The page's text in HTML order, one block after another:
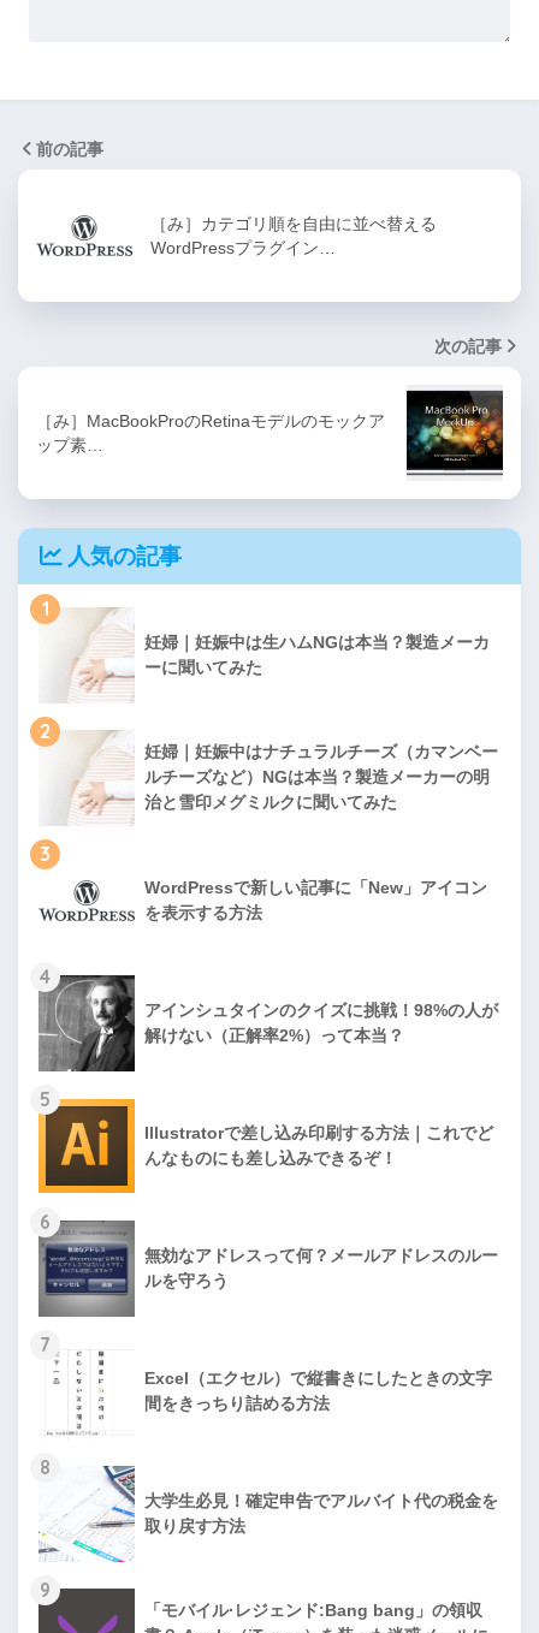
前の記事
［み］カテゴリ順を自由に並べ替える
WordPressプラグイン…
次の記事
［み］MacBookProのRetinaモデルのモックア
ップ素…
人気の記事
1
妊婦｜妊娠中は生ハムNGは本当？製造メーカ
ーに聞いてみた
2
妊婦｜妊娠中はナチュラルチーズ（カマンベー
ルチーズなど）NGは本当？製造メーカーの明
治と雪印メグミルクに聞いてみた
3
WordPressで新しい記事に「New」アイコン
を表示する方法
4
アインシュタインのクイズに挑戦！98%の人が
解けない（正解率2%）って本当？
5
Illustratorで差し込み印刷する方法｜これでど
んなものにも差し込みできるぞ！
6
無効なアドレスって何？メールアドレスのルー
ルを守ろう
7
Excel（エクセル）で縦書きにしたときの文字
間をきっちり詰める方法
8
大学生必見！確定申告でアルバイト代の税金を
取り戻す方法
9
「モバイル·レジェンド:Bang bang」の領収